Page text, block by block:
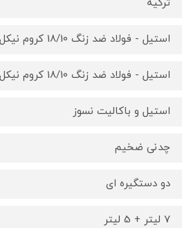
استیل - فولاد ضد زنگ 18/10 کروم نیکل
استیل - فولاد ضد زنگ 18/10 کروم نیکل - کلیپسی
استیل و باکالیت نسوز
چدنی ضخیم
دو دستگیره ای
7 لیتر + 5 لیتر